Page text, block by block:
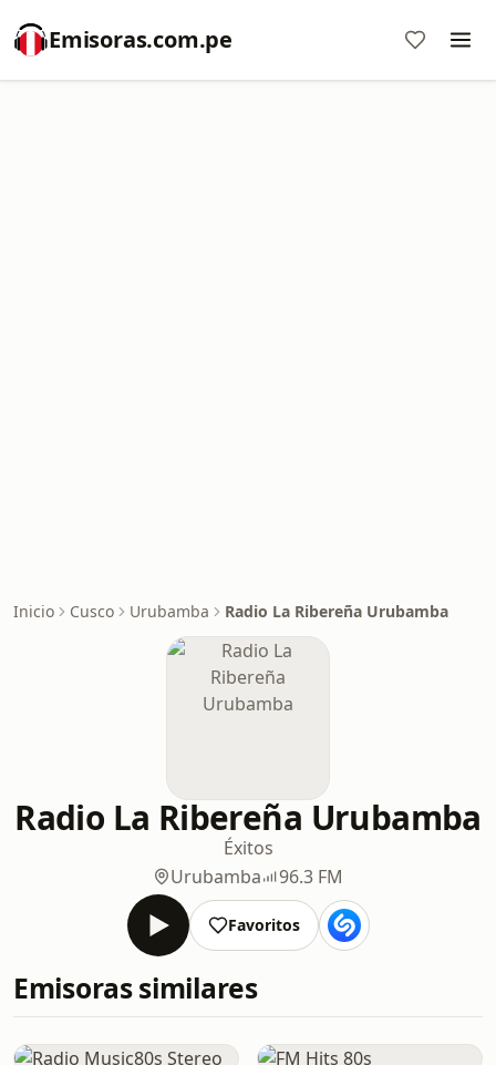
Emisoras.com.pe
Inicio Cusco Urubamba Radio La Ribereña Urubamba
Radio La Ribereña Urubamba
Éxitos
Urubamba
96.3 FM
Favoritos
Emisoras similares